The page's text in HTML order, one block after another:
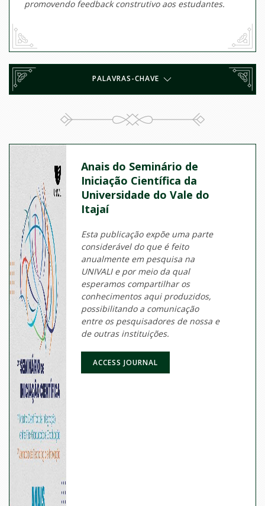
promovendo feedback construtivo aos estudantes.
PALAVRAS-CHAVE
Anais do Seminário de
Iniciação Científica da
Universidade do Vale do
Itajaí
Esta publicação expõe uma parte
considerável do que é feito
anualmente em pesquisa na
UNIVALI e por meio da qual
esperamos compartilhar os
conhecimentos aqui produzidos,
possibilitando a comunicação
entre os pesquisadores de nossa e
de outras instituições.
ACCESS JOURNAL